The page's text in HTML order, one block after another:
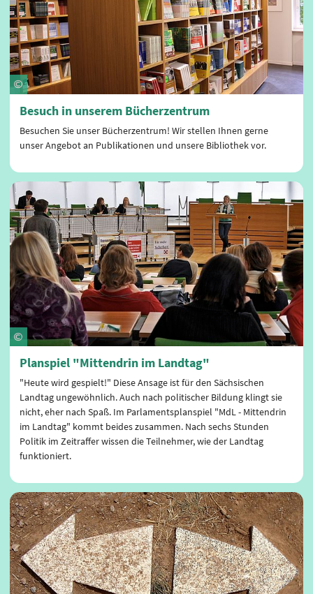
Besuch in unserem Bücherzentrum
Besuchen Sie unser Bücherzentrum! Wir stellen Ihnen gerne
unser Angebot an Publikationen und unsere Bibliothek vor.
Planspiel "Mittendrin im Landtag"
"Heute wird gespielt!" Diese Ansage ist für den Sächsischen
Landtag ungewöhnlich. Auch nach politischer Bildung klingt sie
nicht, eher nach Spaß. Im Parlamentsplanspiel "MdL - Mittendrin
im Landtag" kommt beides zusammen. Nach sechs Stunden
Politik im Zeitraffer wissen die Teilnehmer, wie der Landtag
funktioniert.